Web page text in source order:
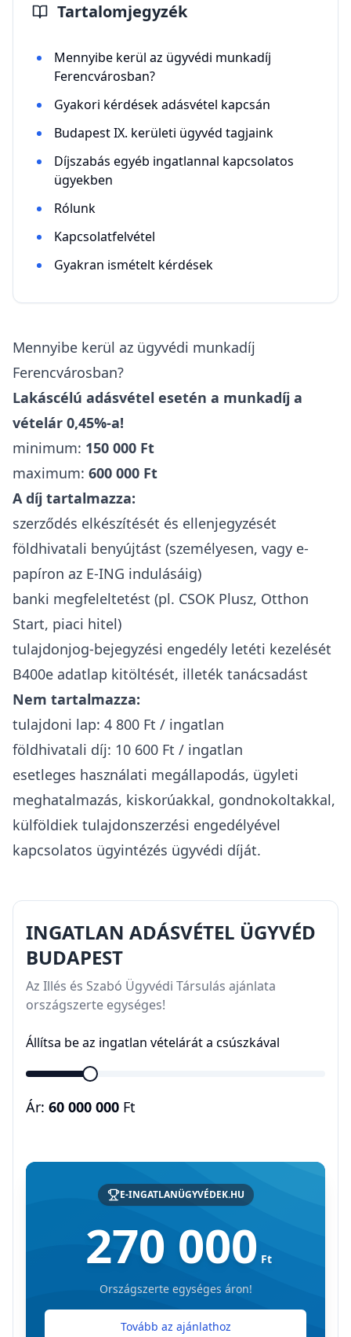
Tartalomjegyzék
Mennyibe kerül az ügyvédi munkadíj
Ferencvárosban?
Gyakori kérdések adásvétel kapcsán
Budapest IX. kerületi ügyvéd tagjaink
Díjszabás egyéb ingatlannal kapcsolatos
ügyekben
Rólunk
Kapcsolatfelvétel
Gyakran ismételt kérdések
Mennyibe kerül az ügyvédi munkadíj
Ferencvárosban?
Lakáscélú adásvétel esetén a munkadíj a
vételár 0,45%-a!
minimum: 150 000 Ft
maximum: 600 000 Ft
A díj tartalmazza:
szerződés elkészítését és ellenjegyzését
földhivatali benyújtást (személyesen, vagy e-
papíron az E-ING indulásáig)
banki megfeleltetést (pl. CSOK Plusz, Otthon
Start, piaci hitel)
tulajdonjog-bejegyzési engedély letéti kezelését
B400e adatlap kitöltését, illeték tanácsadást
Nem tartalmazza:
tulajdoni lap: 4 800 Ft / ingatlan
földhivatali díj: 10 600 Ft / ingatlan
esetleges használati megállapodás, ügyleti
meghatalmazás, kiskorúakkal, gondnokoltakkal,
külföldiek tulajdonszerzési engedélyével
kapcsolatos ügyintézés ügyvédi díját.
INGATLAN ADÁSVÉTEL ÜGYVÉD
BUDAPEST
Az Illés és Szabó Ügyvédi Társulás ajánlata
országszerte egységes!
Állítsa be az ingatlan vételárát a csúszkával
Ár: 60 000 000 Ft
E-INGATLANÜGYVÉDEK.HU
270 000 Ft
Országszerte egységes áron!
Tovább az ajánlathoz